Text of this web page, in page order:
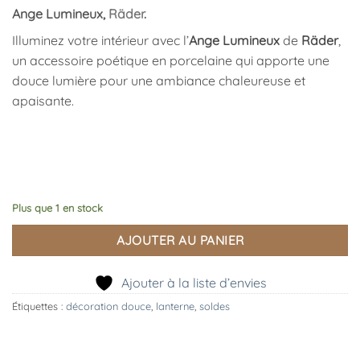
Ange Lumineux, Räder.
Illuminez votre intérieur avec l’Ange Lumineux de Räder,
un accessoire poétique en porcelaine qui apporte une
douce lumière pour une ambiance chaleureuse et
apaisante.
Plus que 1 en stock
AJOUTER AU PANIER
Ajouter à la liste d’envies
Étiquettes : décoration douce lanterne soldes